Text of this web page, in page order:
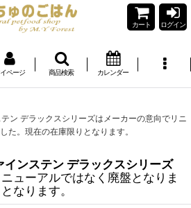
カート ログイン
ページ 商品検索 カレンダー
ン デラックスシリーズはメーカーの意向でリニ
た。現在の在庫限りとなります。
インステン デラックスシリーズ
ューアルではなく廃盤となりま
なります。